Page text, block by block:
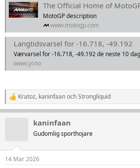
The Official Home of
MotoGP description
www.motogp.com
Langtidsvarsel for -16.718, -49.192
Værvarsel for -16.718, -49.192 de neste 10
www.yr.no
R
e
e
Kratoz, kaninfaanochStrongliquid
kaninfaan
Gudomlig sporthojare
14 Mar 2026